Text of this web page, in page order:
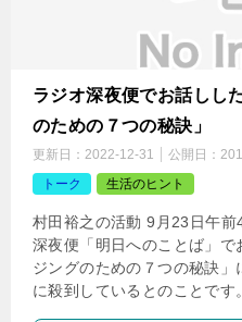
ラジオ深夜便でお話しし
のための７つの秘訣」
更新日： 2022-12-31 公開日：
トーク
生活のヒント
村田裕之の活動 9月23日午
深夜便「明日へのことば」で
ジングのための７つの秘訣
に殺到しているとのことで